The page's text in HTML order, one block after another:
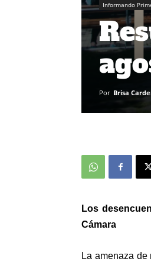
Informando
Por Brisa
Los
Cámara
La amenaza